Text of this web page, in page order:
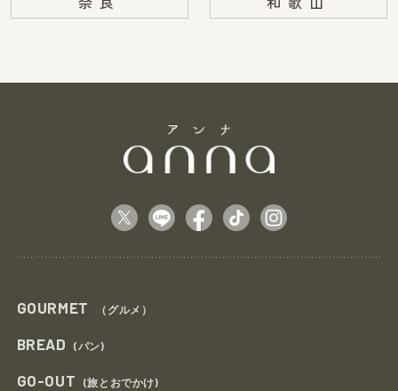
GOURMET （グルメ）
BREAD (パン)
GO-OUT (旅とおでかけ)